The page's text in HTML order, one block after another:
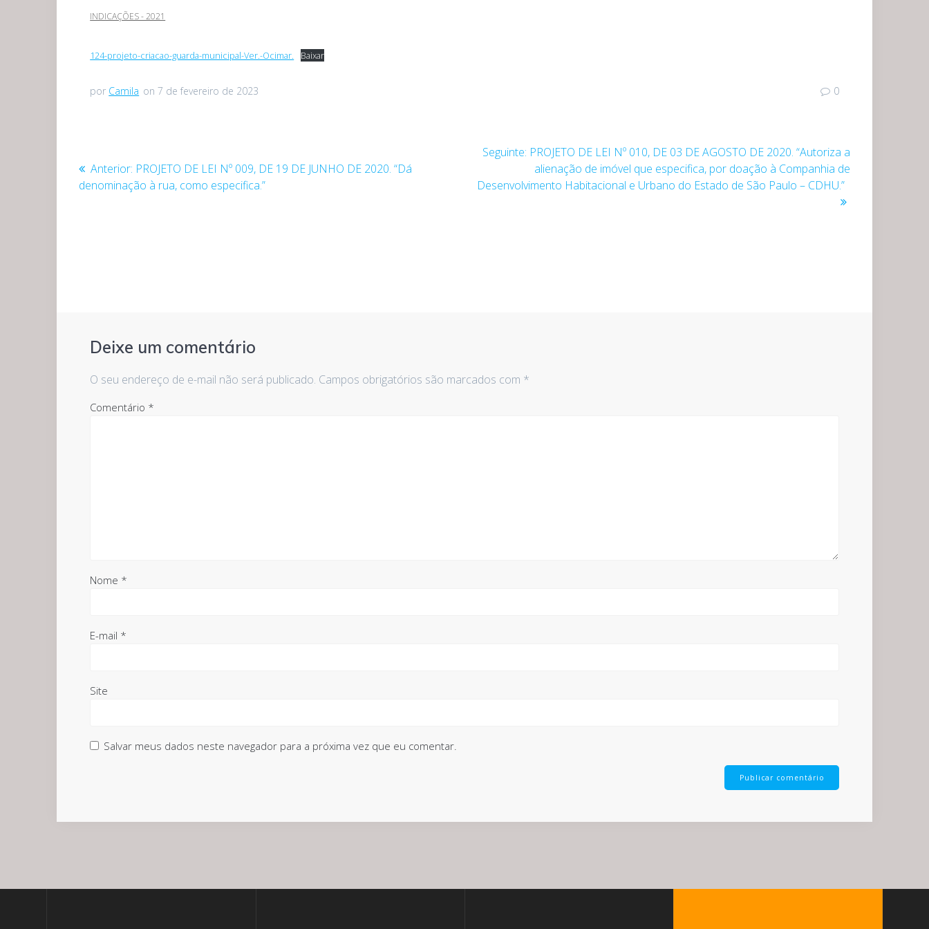
INDICAÇÕES - 2021
124-projeto-criacao-guarda-municipal-Ver.-Ocimar. Baixar
por Camila on 7 de fevereiro de 2023 0
deAnterior: Post
anterior:
PROJETO DE LEI Nº 009, DE 19 DE JUNHO DE 2020. “Dá
denominação à rua, como especifica.”
Seguinte: Post
seguinte:
PROJETO DE LEI Nº 010, DE 03 DE AGOSTO DE 2020. “Autoriza a
alienação de imóvel que especifica, por doação à Companhia de
Desenvolvimento Habitacional e Urbano do Estado de São Paulo – CDHU.”
Deixe um comentário
O seu endereço de e-mail não será publicado. Campos obrigatórios são marcados com *
Comentário *
Nome *
E-mail *
Site
Salvar meus dados neste navegador para a próxima vez que eu comentar.